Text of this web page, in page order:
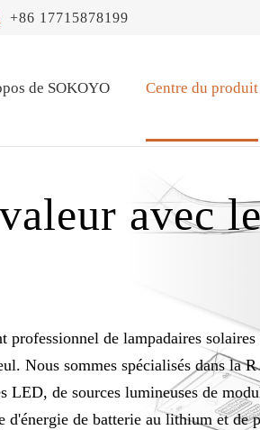
+86 17715878199
de SOKOYO Centre du produit
avec
de lampadaires
Nous sommes spécialisés dans la
LED, de sources lumineuses de
d'énergie de batterie au lithium et de